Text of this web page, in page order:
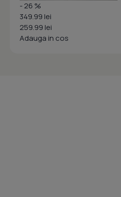
- 26 %
349.99 lei
259.99 lei
Adauga in cos